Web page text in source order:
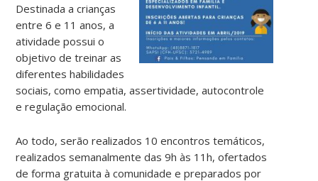
Destinada a crianças
entre 6 e 11 anos, a
atividade possui o
objetivo de treinar as
diferentes habilidades
sociais, como empatia, assertividade, autocontrole
e regulação emocional.
Ao todo, serão realizados 10 encontros temáticos,
realizados semanalmente das 9h às 11h, ofertados
de forma gratuita à comunidade e preparados por